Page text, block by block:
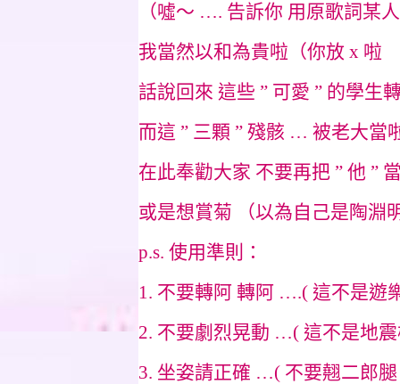
（噓～ …. 告訴你 用原歌詞某
我當然以和為貴啦（你放 x 啦
話說回來 這些 ” 可愛 ” 的學生
而這 ” 三顆 ” 殘骸 … 被老大
在此奉勸大家 不要再把 ” 他 ”
或是想賞菊 （以為自己是陶淵
p.s. 使用準則：
1. 不要轉阿 轉阿 ….( 這不是遊
2. 不要劇烈晃動 …( 這不是地
3. 坐姿請正確 …( 不要翹二郎